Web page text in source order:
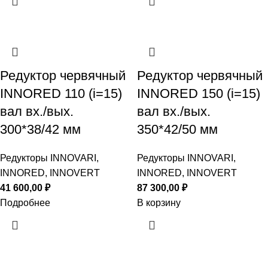
Редуктор червячный
INNORED 110 (i=15)
вал вх./вых.
300*38/42 мм
Редукторы INNOVARI,
INNORED, INNOVERT
41 600,00 ₽
Подробнее
Редуктор червячный
INNORED 150 (i=15)
вал вх./вых.
350*42/50 мм
Редукторы INNOVARI,
INNORED, INNOVERT
87 300,00 ₽
В корзину